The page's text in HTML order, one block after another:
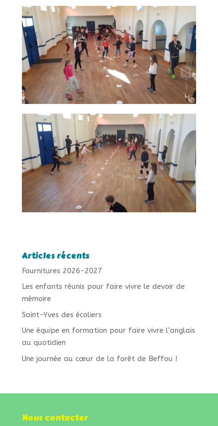
Articles récents
Fournitures 2026-2027
Les enfants réunis pour faire vivre le devoir de
mémoire
Saint-Yves des écoliers
Une équipe en formation pour faire vivre l’anglais
au quotidien
Une journée au cœur de la forêt de Beffou !
Nous contacter